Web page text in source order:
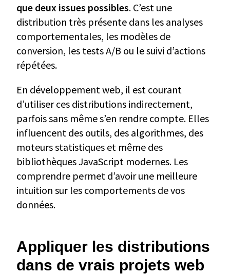
que deux issues possibles. C’est une
distribution très présente dans les analyses
comportementales, les modèles de
conversion, les tests A/B ou le suivi d’actions
répétées.
En développement web, il est courant
d’utiliser ces distributions indirectement,
parfois sans même s’en rendre compte. Elles
influencent des outils, des algorithmes, des
moteurs statistiques et même des
bibliothèques JavaScript modernes. Les
comprendre permet d’avoir une meilleure
intuition sur les comportements de vos
données.
Appliquer les distributions
dans de vrais projets web